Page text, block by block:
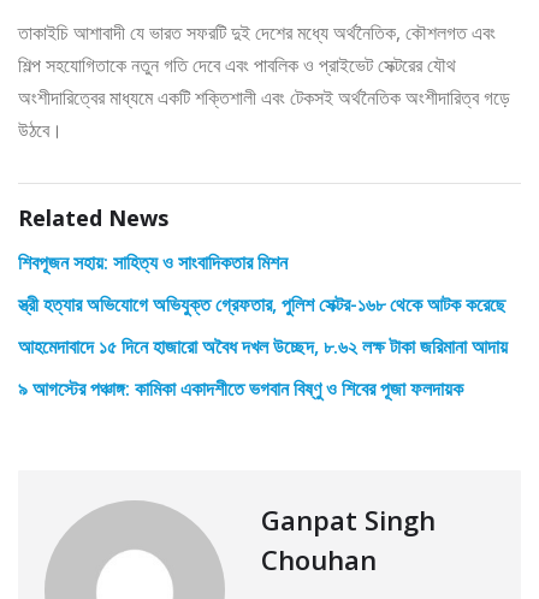
তাকাইচি আশাবাদী যে ভারত সফরটি দুই দেশের মধ্যে অর্থনৈতিক, কৌশলগত এবং
শিল্প সহযোগিতাকে নতুন গতি দেবে এবং পাবলিক ও প্রাইভেট সেক্টরের যৌথ
অংশীদারিত্বের মাধ্যমে একটি শক্তিশালী এবং টেকসই অর্থনৈতিক অংশীদারিত্ব গড়ে
উঠবে।
Related News
শিবপূজন সহায়: সাহিত্য ও সাংবাদিকতার মিশন
স্ত্রী হত্যার অভিযোগে অভিযুক্ত গ্রেফতার, পুলিশ সেক্টর-১৬৮ থেকে আটক করেছে
আহমেদাবাদে ১৫ দিনে হাজারো অবৈধ দখল উচ্ছেদ, ৮.৬২ লক্ষ টাকা জরিমানা আদায়
৯ আগস্টের পঞ্চাঙ্গ: কামিকা একাদশীতে ভগবান বিষ্ণু ও শিবের পূজা ফলদায়ক
Ganpat Singh
Chouhan